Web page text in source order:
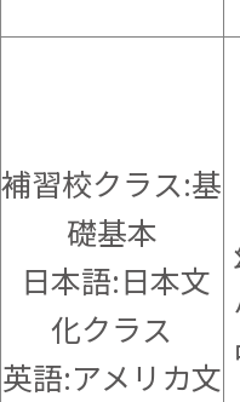
補習校クラス:基
礎基本
日本語:日本文
化クラス
英語:アメリカ文